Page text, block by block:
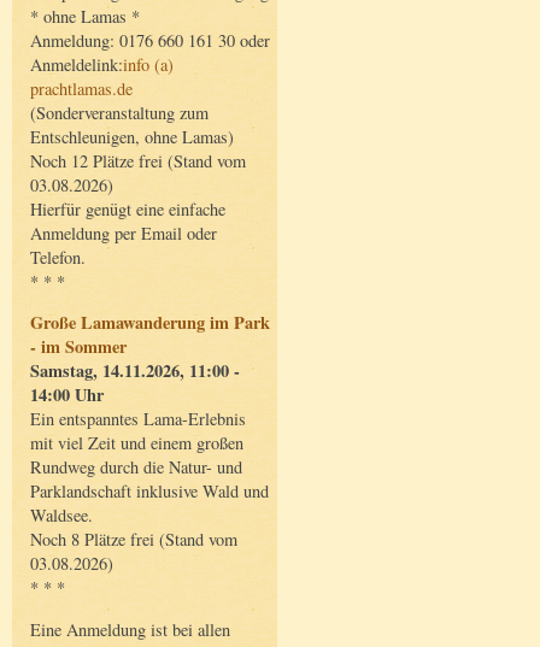
* ohne Lamas *
Anmeldung: 0176 660 161 30 oder
Anmeldelink:info (a)
prachtlamas.de
(Sonderveranstaltung zum
Entschleunigen, ohne Lamas)
Noch 12 Plätze frei (Stand vom
03.08.2026)
Hierfür genügt eine einfache
Anmeldung per Email oder
Telefon.
* * *
Große Lamawanderung im Park
- im Sommer
Samstag, 14.11.2026, 11:00 -
14:00 Uhr
Ein entspanntes Lama-Erlebnis
mit viel Zeit und einem großen
Rundweg durch die Natur- und
Parklandschaft inklusive Wald und
Waldsee.
Noch 8 Plätze frei (Stand vom
03.08.2026)
* * *
Eine Anmeldung ist bei allen